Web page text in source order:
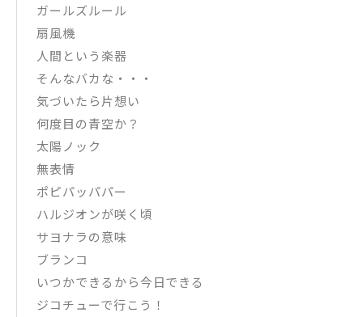
ガールズルール
扇風機
人間という楽器
そんなバカな・・・
気づいたら片想い
何度目の青空か？
太陽ノック
無表情
ポピパッパパー
ハルジオンが咲く頃
サヨナラの意味
ブランコ
いつかできるから今日できる
ジコチューで行こう！